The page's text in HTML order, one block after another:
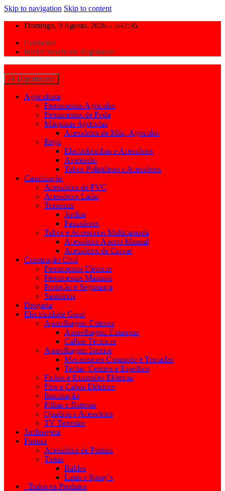
Skip to navigation Skip to content
Domingo, 9 Agosto, 2026 - 5:42:37
Contactos
Iniciar Sessão ou Registar-se
All Departments
Agricultura
Ferramentas Agrícolas
Ferramentas de Poda
Máquinas Agrícolas
Acessórios de Máq. Agricolas
Rega
Electrobombas e Acessórios
Aspressão
Tubos Polietileno e Acessórios
Canalização
Acessórios de PVC
Acessórios Latão
Torneiras
Jardim
Passadores
Tubos e Acessórios Multicamada
Acessórios Aperto Manual
Acessórios de Cravar
Construção Civil
Ferramentas Elétricas
Ferramentas Manuais
Proteção e Segurança
Sanitários
Drogaria
Electricidade Geral
Aparelhagem Exterior
Aparelhagem Extanque
Calhas Técnicas
Aparelhagem Interior
Mecanismos Comando e Tomadas
Teclas, Centros e Espelhos
Fichas e Extensões Elétricas
Fios e Cabos Elétricos
Iluminação
Pilhas e Baterias
Quadros e Acessórios
TV Terrestre
Jardinagem
Pintura
Acessórios de Pintura
Tintas
Baldes
Latas e Spray´s
Todos os Produtos